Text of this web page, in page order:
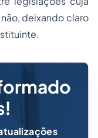
deixando claro